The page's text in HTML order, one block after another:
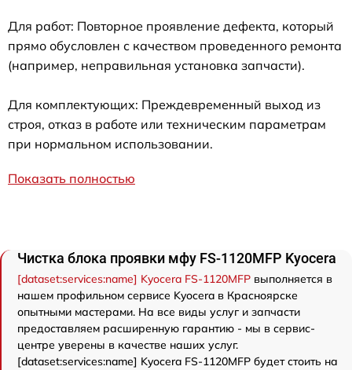
Для работ: Повторное проявление дефекта, который
прямо обусловлен с качеством проведенного ремонта
(например, неправильная установка запчасти).
Для комплектующих: Преждевременный выход из
строя, отказ в работе или техническим параметрам
при нормальном использовании.
Показать полностью
Чистка блока проявки мфу FS-1120MFP Kyocera
[dataset:services:name] Kyocera FS-1120MFP выполняется в
нашем профильном сервисе Kyocera в Красноярске
опытными мастерами. На все виды услуг и запчасти
предоставляем расширенную гарантию - мы в сервис-
центре уверены в качестве наших услуг.
[dataset:services:name] Kyocera FS-1120MFP будет стоить на